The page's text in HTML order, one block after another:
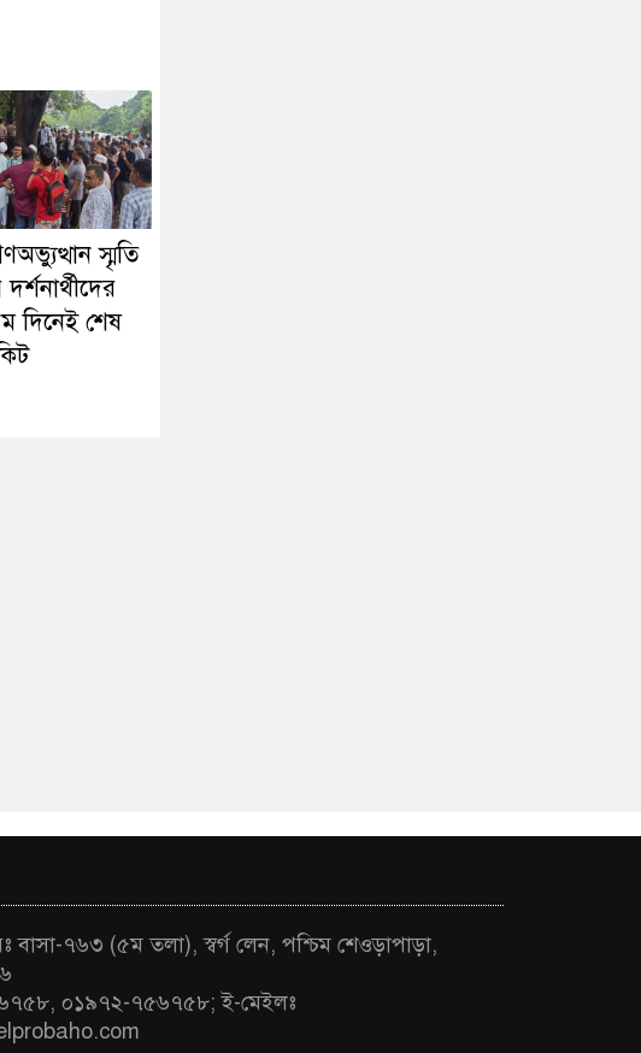
স্মৃতি
দিনেই শেষ
বাসা-৭৬৩ (৫ম তলা), স্বর্গ লেন, পশ্চিম শেওড়াপাড়া,
০১৯৭২-৭৫৬৭৫৮; ই-মেইলঃ